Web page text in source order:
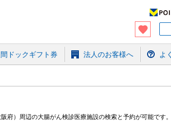
間ドックギフト券 法人のお客様へ よ
）周辺の大腸がん検診医療施設の検索と予約が可能です。